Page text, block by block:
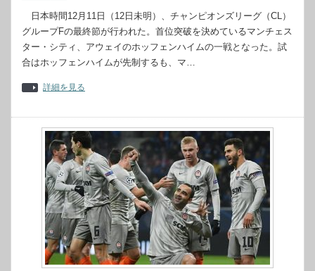
日本時間12月11日（12日未明）、チャンピオンズリーグ（CL）
グループFの最終節が行われた。首位突破を決めているマンチェス
ター・シティ、アウェイのホッフェンハイムの一戦となった。試
合はホッフェンハイムが先制するも、マ…
詳細を見る